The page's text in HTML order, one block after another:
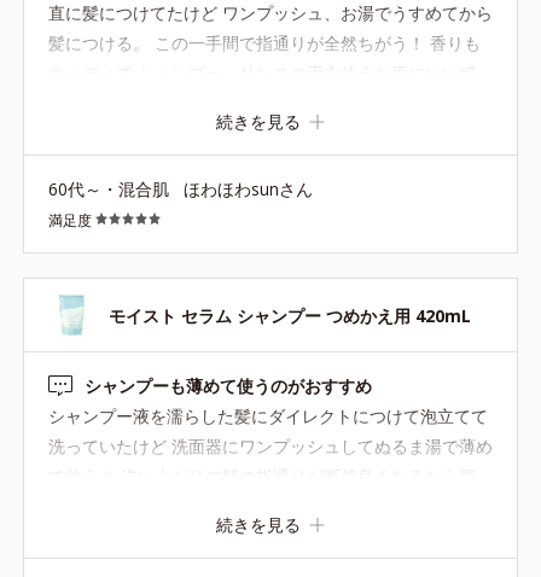
●無着色 ●弱酸性 ●アルコールフリー
●ナノ化ヒアルロン酸*１・ナノ化シルク*２・ナノ化エラスチン*３
肌と髪を保水しうるおいを逃さない独自ブレンドのセラミド
●Fレイヤー補修成分*７・CMC補修成分*８・コルテックス補修成分
*９＝毛髪３層へのアプローチ成分
●髪と地肌に入れこんだうるおいを逃がさないようにコーティングす
る処方*10
*1 加水分解ヒアルロン酸 *2 加水分解シルク *3 加水分解エ
ラスチン *4 セラミドEOP、セラミドNG、セラミドNP、セラミ
ドAP *5 ユズ果実エキス *６ スフィンゴ糖脂質 *７ 加水分解
ゴマタンパクPGプロピルメチルシランジオール *８ラウロイルグ
ルタミン酸ジ(フィトステリル/オクチルドデシル) *９ 加水分解シ
ルク *10 ジメチコン、アモジメチコン
直に髪につけてたけど ワンプッシュ、お湯でうすめてから
髪につける。 この一手間で指通りが全然ちがう！ 香りも
を最後まで使い切らないと溢れる！
続きを見る
60代～・混合肌 ほわほわsunさん
満足度
モイスト セラム シャンプー つめかえ用 420mL
シャンプーも薄めて使うのがおすすめ
シャンプー液を濡らした髪にダイレクトにつけて泡立てて
洗っていたけど 洗面器にワンプッシュしてぬるま湯で薄め
秘訣は？」なんてインタビューされて 「リンスを少しお湯
続きを見る